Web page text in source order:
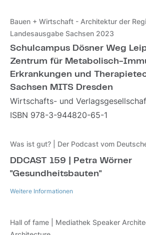
Bauen + Wirtschaft - Architektur der
Landesausgabe Sachsen 2023
Schulcampus Dösner Weg
Zentrum für Metabolisch-
Erkrankungen und
Sachsen MITS Dresden
Wirtschafts- und
ISBN 978-3-944820-65-1
Was ist gut? | Der Podcast vom
DDCAST 159 | Petra Wörner
"Gesundheitsbauten"
Weitere Informationen
Hall of fame | Mediathek Speaker